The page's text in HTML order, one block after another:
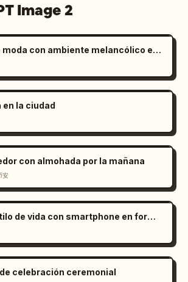
Image 2
Fotograma de moda con ambiente melancólico en salar
la ciudad
con almohada por la mañana
安
Retrato de estilo de vida con smartphone en formato RAW
celebración ceremonial